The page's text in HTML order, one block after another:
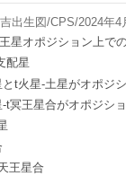
出生図/CPS/2024年4
星オポジション上で
配星
t火星-土星がオポジ
t冥王星合がオポジシ
王星合